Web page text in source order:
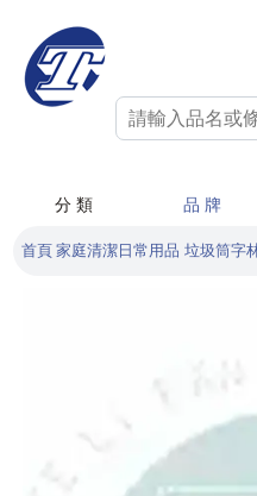
搜尋
分 類 品 牌
首頁 家庭清潔日常用品 垃圾筒字